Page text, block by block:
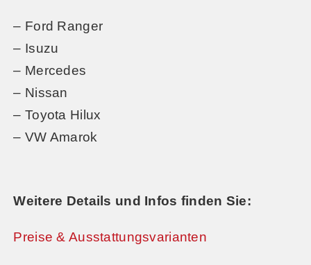
– Ford Ranger
– Isuzu
– Mercedes
– Nissan
– Toyota Hilux
– VW Amarok
Weitere Details und Infos finden Sie:
Preise & Ausstattungsvarianten